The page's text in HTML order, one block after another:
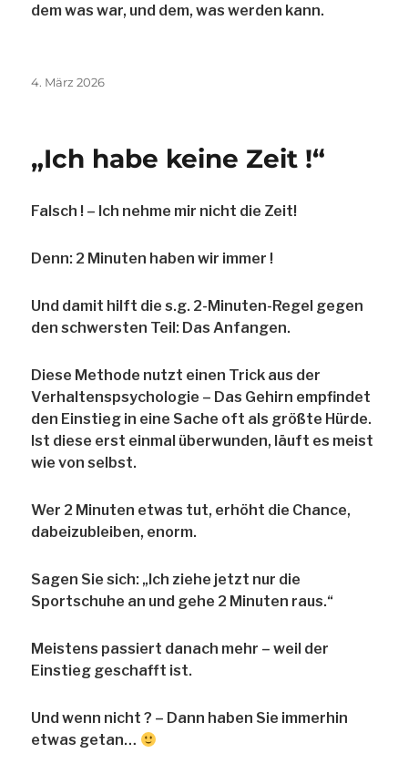
dem was war, und dem, was werden kann.
Veröffentlicht
4. März 2026
„Ich habe keine Zeit !“
Falsch ! – Ich nehme mir nicht die Zeit!
Denn: 2 Minuten haben wir immer !
Und damit hilft die s.g. 2-Minuten-Regel gegen
den schwersten Teil: Das Anfangen.
Diese Methode nutzt einen Trick aus der
Verhaltenspsychologie – Das Gehirn empfindet
den Einstieg in eine Sache oft als größte Hürde.
Ist diese erst einmal überwunden, läuft es meist
wie von selbst.
Wer 2 Minuten etwas tut, erhöht die Chance,
dabeizubleiben, enorm.
Sagen Sie sich: „Ich ziehe jetzt nur die
Sportschuhe an und gehe 2 Minuten raus.“
Meistens passiert danach mehr – weil der
Einstieg geschafft ist.
Und wenn nicht ? – Dann haben Sie immerhin
etwas getan…